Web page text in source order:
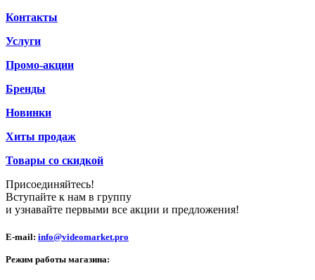
Контакты
Услуги
Промо-акции
Бренды
Новинки
Хиты продаж
Товары со скидкой
Присоединяйтесь!
Вступайте к нам в группу
и узнавайте первыми все акции и предложения!
E-mail: info@videomarket.pro
Режим работы магазина: